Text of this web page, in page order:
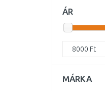
ÁR
8000 Ft
MÁRKA